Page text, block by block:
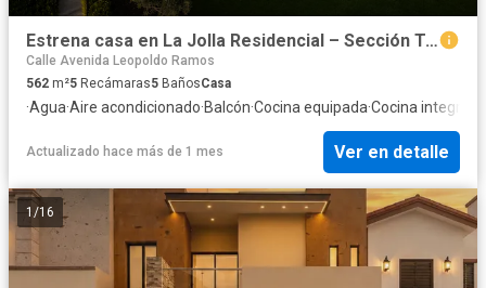
Estrena casa en La Jolla Residencial – Sección Turquesas
Calle Avenida Leopoldo Ramos
562 m²5 Recámaras5 BañosCasa
·Agua·Aire acondicionado·Balcón·Cocina equipada·Cocina integral
Actualizado hace más de 1 mes Ver en detalle
1 /16